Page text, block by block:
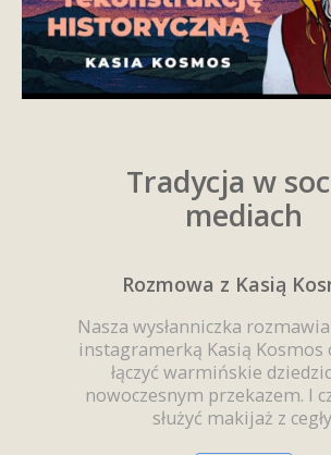
Tradycja w
mediach
Rozmowa z Kasią
Nasza wysłanniczka rozmawia
instagramerką Kasią Kosmos
łączyć warmińskie
nowoczesnym przekazem. I
służyć makijaż z